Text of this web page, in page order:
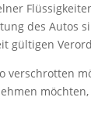
des Autos
gültigen
verschrotten